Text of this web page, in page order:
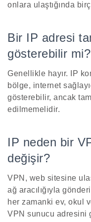
onlara ulaştığında
Bir IP adresi
gösterebilir mi?
Genellikle hayır. IP
bölge, internet
gösterebilir, ancak
edilmemelidir.
IP neden bir
değişir?
VPN, web sitesine
ağ aracılığıyla
her zamanki ev, okul
VPN sunucu adresini